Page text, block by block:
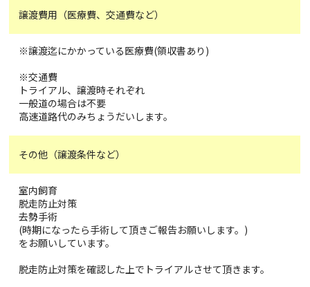
譲渡費用（医療費、交通費など）
※譲渡迄にかかっている医療費(領収書あり)
※交通費
トライアル、譲渡時それぞれ
一般道の場合は不要
高速道路代のみちょうだいします。
その他（譲渡条件など）
室内飼育
脱走防止対策
去勢手術
(時期になったら手術して頂きご報告お願いします。)
をお願いしています。
脱走防止対策を確認した上でトライアルさせて頂きます。